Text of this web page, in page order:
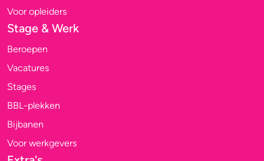
Voor opleiders
Stage & Werk
Beroepen
Vacatures
Stages
BBL-plekken
Bijbanen
Voor werkgevers